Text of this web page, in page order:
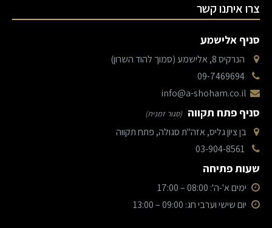
צרו איתנו קשר
סניף אלישמע
הנרקיס 8, אלישמע (סמוך להוד השרון)
info@a-shoham.co.il
סניף פתח תקווה (סגור זמנית)
בן ציון גליס, אזה"ת סגולה, פתח תקווה
שעות פתיחה
ימים א'-ה': 08:00 – 17:00
יום שישי וערבי חג: 09:00 – 13:00